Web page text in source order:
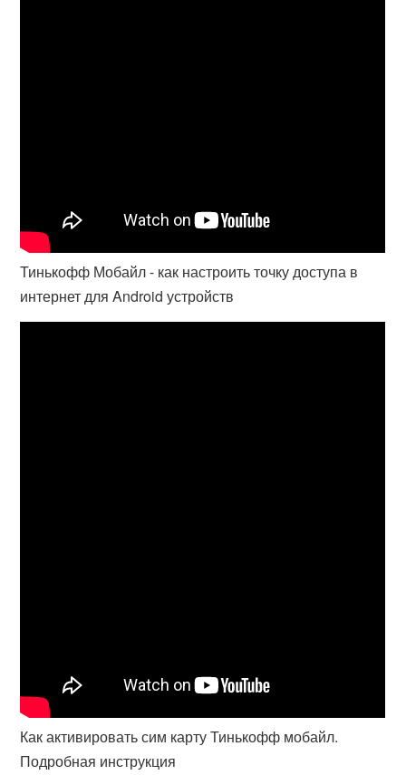
Тинькофф Мобайл - как настроить точку доступа в
интернет для Android устройств
Как активировать сим карту Тинькофф мобайл.
Подробная инструкция